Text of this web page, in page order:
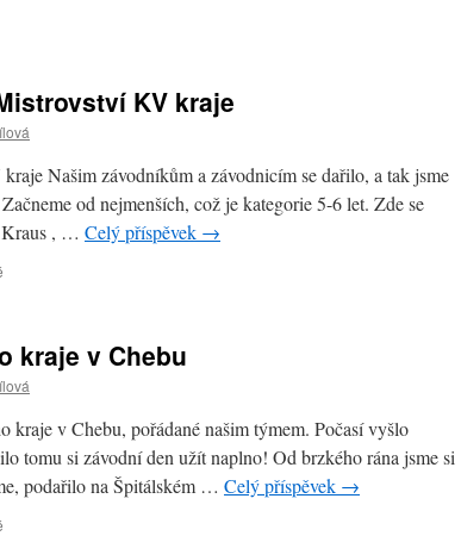
KV kraje
Našim závodníkům a závodnicím se dařilo, a tak jsme
od nejmenších, což je kategorie 5-6 let. Zde se
Kraus , … Celý příspěvek →
Ohlédnutí
za
výsledky
Mistrovství
KV
kraje
kraje v Chebu
kraje v Chebu, pořádané našim týmem. Počasí vyšlo
tomu si závodní den užít naplno! Od brzkého rána jsme si
podařilo na Špitálském … Celý příspěvek →